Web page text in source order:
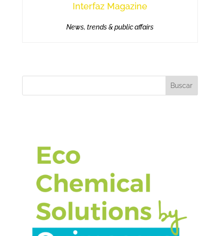
Interfaz Magazine
News, trends & public affairs
Buscar